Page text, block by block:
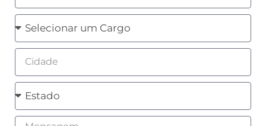
Cargo
Cidade
Estado
Mensagem